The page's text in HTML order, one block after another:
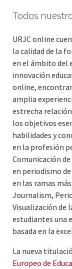
Todos
URJC online
la calidad de la
en el ámbito del
innovación
online,
amplia
estrecha
los objetivos
habilidades y
en la profesión
Comunicación
en periodismo
en las ramas
Journalism,
Visualización de
estudiantes una
basada en la
La nueva
Europeo de